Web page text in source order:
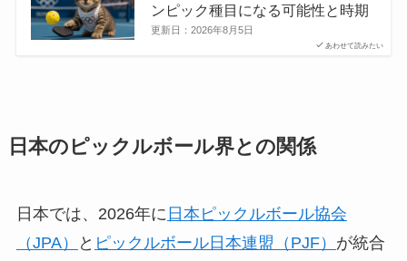
あわせて読みたい
ンピック種目になる可能性と時期
更新日： 2026年8月5日
日本のピックルボール界との関係
日本では、2026年に 日本ピックルボール協会
（JPA）
と ピックルボール日本連盟（PJF） が統合